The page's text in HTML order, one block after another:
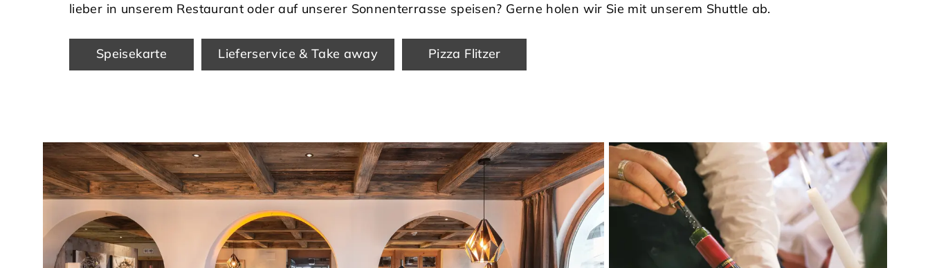
lieber in unserem Restaurant oder auf unserer Sonnenterrasse speisen? Gerne holen wir Sie mit unserem Shuttle ab.
Speisekarte Lieferservice & Take away Pizza Flitzer